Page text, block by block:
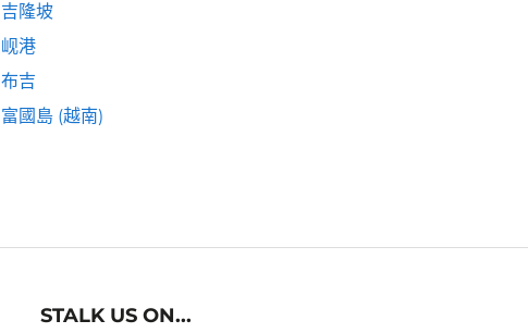
吉隆坡
岘港
布吉
富國島 (越南)
STALK US ON...